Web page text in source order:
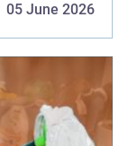
05 June 2026